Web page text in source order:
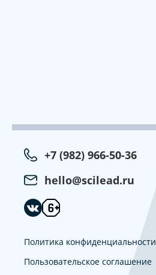
+7 (982) 966-50-36
hello@scilead.ru
Политика конфиденциальности
Пользовательское соглашение